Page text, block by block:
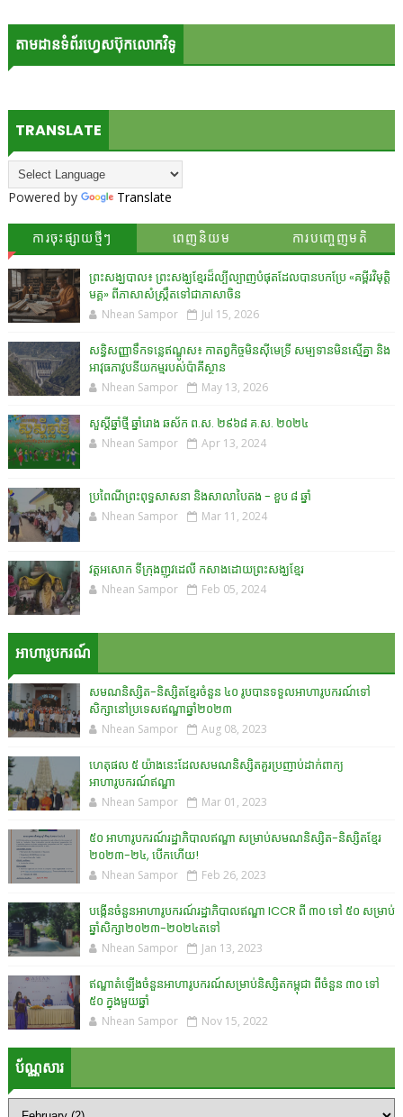
តាមដានទំព័រហ្វេសប៊ុកលោកវិទូ
TRANSLATE
Powered by Translate
ការចុះផ្សាយថ្មីៗ ពេញនិយម ការបញ្ចេញមតិ
ព្រះសង្ឃបាល៖ ព្រះសង្ឃខ្មែរដ៏ល្បីល្បាញបំផុតដែលបានបកប្រែ «គម្ពីរវិមុត្តិ
មគ្គ» ពីភាសាសំស្រ្កឹតទៅជាភាសាចិន
Nhean Sampor Jul 15, 2026
សន្ធិសញ្ញាទឹកទន្លេឥណ្ឌូស៖ កាតព្វកិច្ចមិនស៊ីមេទ្រី សម្បទានមិនស្មើគ្នា និង
អាវុធភាវូបនីយកម្មរបស់ប៉ាគីស្ថាន​
Nhean Sampor May 13, 2026
សួស្តីឆ្នាំថ្មី ឆ្នាំរោង ឆស័ក ព.ស. ២៩៦៨ គ.ស. ២០២៤
Nhean Sampor Apr 13, 2024
ប្រពៃណីព្រះពុទ្ធសាសនា និងសាលាបៃតង - ខួប ៨ ឆ្នាំ
Nhean Sampor Mar 11, 2024
វត្តអសោក ទីក្រុងញូវដេលី កសាងដោយព្រះសង្ឃខ្មែរ
Nhean Sampor Feb 05, 2024
អាហារូបករណ៍
សមណនិស្សិត-និស្សិតខ្មែរចំនួន ៤០ រូបបានទទួលអាហារូបករណ៍ទៅ
សិក្សានៅប្រទេសឥណ្ឌាឆ្នាំ២០២៣
Nhean Sampor Aug 08, 2023
ហេតុផល ៥ យ៉ាងនេះដែលសមណនិស្សិតគួរប្រញាប់ដាក់ពាក្យ
អាហារូបករណ៍ឥណ្ឌា
Nhean Sampor Mar 01, 2023
៥០ អាហារូបករណ៍រដ្ឋាភិបាលឥណ្ឌា សម្រាប់សមណនិស្សិត-និស្សិតខ្មែរ
២០២៣-២៤, បើកហើយ!
Nhean Sampor Feb 26, 2023
បង្កើនចំនួនអាហារូបករណ៍រដ្ឋាភិបាលឥណ្ឌា ICCR ពី ៣០ ទៅ ៥០ សម្រាប់
ឆ្នាំសិក្សា២០២៣-២០២៤តទៅ
Nhean Sampor Jan 13, 2023
ឥណ្ឌាតំឡើងចំនួនអាហារូបករណ៍សម្រាប់និស្សិតកម្ពុជា ពីចំនួន ៣០ ទៅ
៥០ ក្នុងមួយឆ្នាំ
Nhean Sampor Nov 15, 2022
ប័ណ្ណសារ